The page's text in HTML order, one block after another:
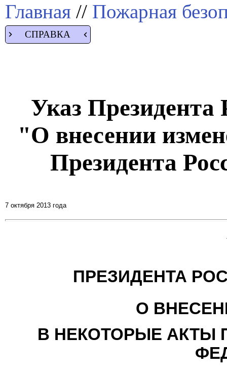
Главная // Пожарная
СПРАВКА
Указ Президента
"О внесении
Президента
7 октября 2013 года
ПРЕЗИДЕНТА
О
В НЕКОТОРЫЕ АКТЫ